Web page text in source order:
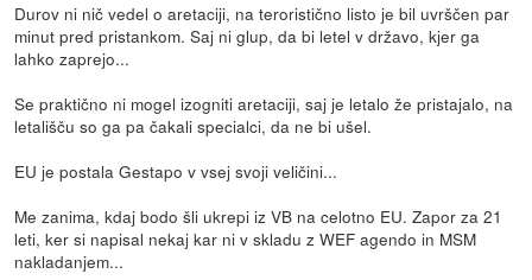
Durov ni nič vedel o aretaciji, na teroristično listo je bil uvrščen par
minut pred pristankom. Saj ni glup, da bi letel v državo, kjer ga
lahko zaprejo...
Se praktično ni mogel izogniti aretaciji, saj je letalo že pristajalo, na
letališču so ga pa čakali specialci, da ne bi ušel.
EU je postala Gestapo v vsej svoji veličini...
Me zanima, kdaj bodo šli ukrepi iz VB na celotno EU. Zapor za 21
leti, ker si napisal nekaj kar ni v skladu z WEF agendo in MSM
nakladanjem...